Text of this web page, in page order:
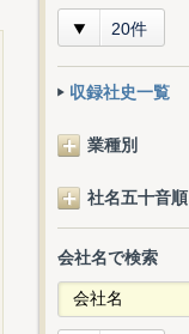
20件
収録社史一覧
業種別
社名五十音順
会社名で検索